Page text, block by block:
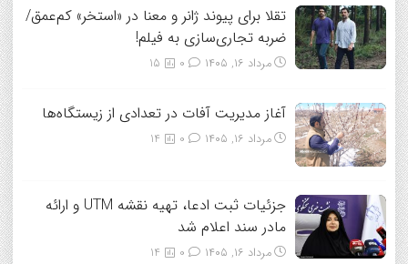
تقلا برای پیوند ژانر و معنا در «استخر» کم‌عمق/
ضربه تجاری‌سازی به فیلم!
مرداد ۱۶, ۱۴۰۵ 15
آغاز مدیریت آفات در تعدادی از زیستگاه‌ها
مرداد ۱۶, ۱۴۰۵ 14
جزئیات ثبت ادعا، تهیه نقشه UTM و ارائه
مادر سند اعلام شد
مرداد ۱۶, ۱۴۰۵ 14